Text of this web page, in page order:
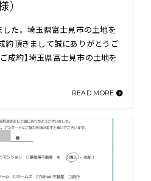
た。 埼玉県富士見市の土地を
約頂きまして誠にありがとうご
成約】埼玉県富士見市の土地を
READ MORE